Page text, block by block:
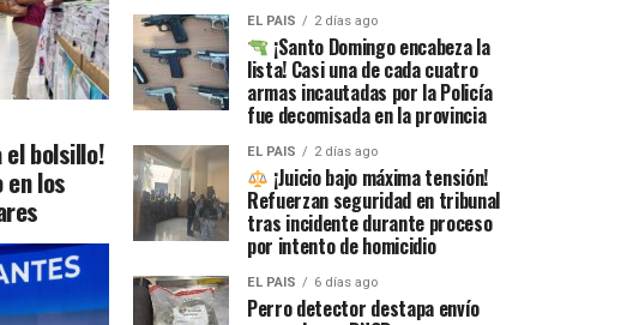
el bolsillo!
en los
EL PAIS 2 días ago
¡Santo Domingo encabeza la
lista! Casi una de cada cuatro
armas incautadas por la Policía
fue decomisada en la provincia
EL PAIS 2 días ago
¡Juicio bajo máxima tensión!
Refuerzan seguridad en tribunal
tras incidente durante proceso
por intento de homicidio
EL PAIS 6 días ago
Perro detector destapa envío